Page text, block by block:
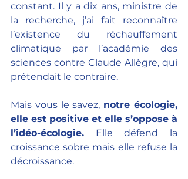
constant. Il y a dix ans, ministre de
la recherche, j’ai fait reconnaître
l’existence du réchauffement
climatique par l’académie des
sciences contre Claude Allègre, qui
prétendait le contraire.
Mais vous le savez, notre écologie,
elle est positive et elle s’oppose à
l’idéo-écologie. Elle défend la
croissance sobre mais elle refuse la
décroissance.